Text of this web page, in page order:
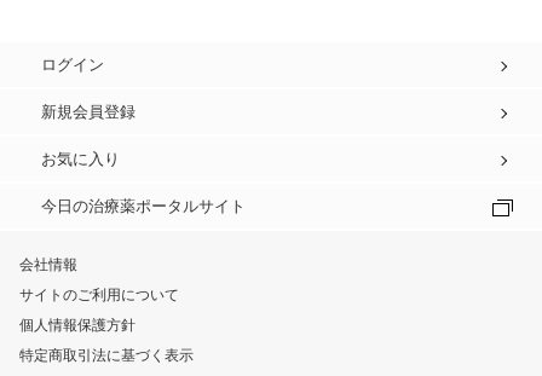
ログイン
新規会員登録
お気に入り
今日の治療薬ポータルサイト
会社情報
サイトのご利用について
個人情報保護方針
特定商取引法に基づく表示